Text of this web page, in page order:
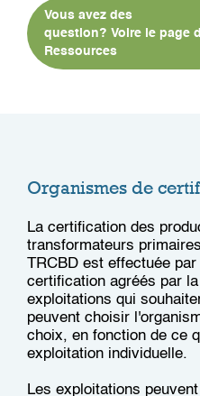
Vous avez des
question? Voire le page
Ressources
Organismes de
La certification des
transformateurs
TRCBD est effectuée
certification agréés par
exploitations qui
peuvent choisir
choix, en fonction de ce
exploitation individuelle.
Les exploitations